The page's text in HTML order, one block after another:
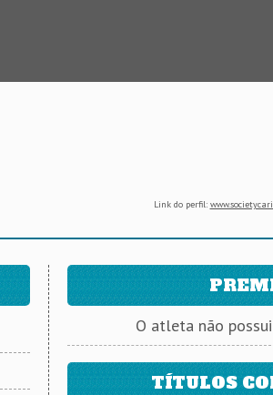
Link do perfil:
O atleta não
TÍTULOS